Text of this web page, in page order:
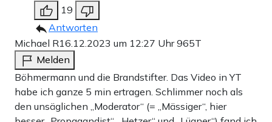
19
Antworten
Michael R16.12.2023 um 12:27 Uhr965T
Melden
Böhmermann und die Brandstifter. Das Video in YT
habe ich ganze 5 min ertragen. Schlimmer noch als
den unsäglichen „Moderator“ (= „Mässiger“, hier